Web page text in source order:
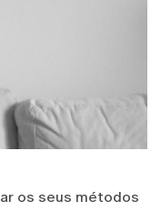
os seus métodos